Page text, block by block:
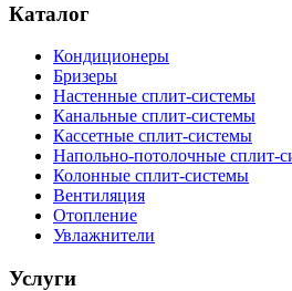
Каталог
Кондиционеры
Бризеры
Настенные сплит-системы
Канальные сплит-системы
Кассетные сплит-системы
Напольно-потолочные сплит-
Колонные сплит-системы
Вентиляция
Отопление
Увлажнители
Услуги